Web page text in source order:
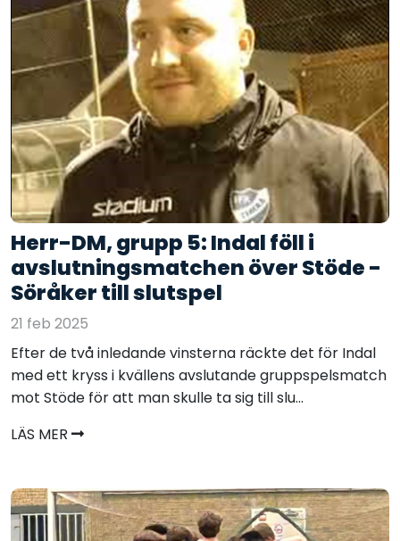
Herr-DM, grupp 5: Indal föll i
avslutningsmatchen över Stöde -
Söråker till slutspel
21 feb 2025
Efter de två inledande vinsterna räckte det för Indal
med ett kryss i kvällens avslutande gruppspelsmatch
mot Stöde för att man skulle ta sig till slu...
LÄS MER